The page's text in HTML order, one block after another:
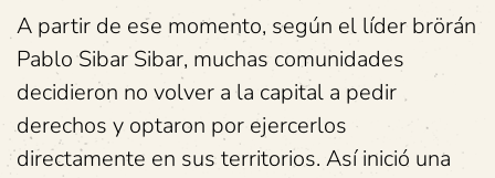
A partir de ese momento, según el líder brörán
Pablo Sibar Sibar, muchas comunidades
decidieron no volver a la capital a pedir
derechos y optaron por ejercerlos
directamente en sus territorios. Así inició una